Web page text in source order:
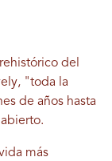
del
"toda la
de años hasta
más